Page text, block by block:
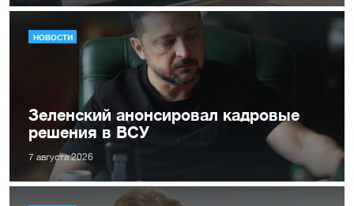
НОВОСТИ
Зеленский анонсировал кадровые
решения в ВСУ
7 августа 2026